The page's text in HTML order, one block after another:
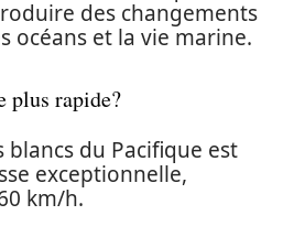
des changements
océans et la vie marine.
plus rapide?
blancs du Pacifique est
exceptionnelle,
km/h.